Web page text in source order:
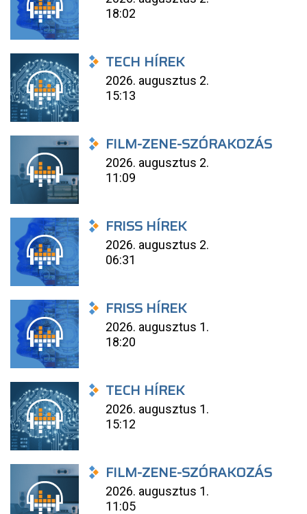
18:02
TECH HÍREK
2026. augusztus 2.
15:13
FILM-ZENE-SZÓRAKOZÁS
2026. augusztus 2.
11:09
FRISS HÍREK
2026. augusztus 2.
06:31
FRISS HÍREK
2026. augusztus 1.
18:20
TECH HÍREK
2026. augusztus 1.
15:12
FILM-ZENE-SZÓRAKOZÁS
2026. augusztus 1.
11:05